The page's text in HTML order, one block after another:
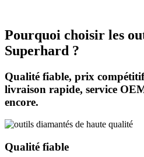
Pourquoi choisir les
Superhard ?
Qualité fiable, prix
livraison rapide, service
encore.
Qualité fiable